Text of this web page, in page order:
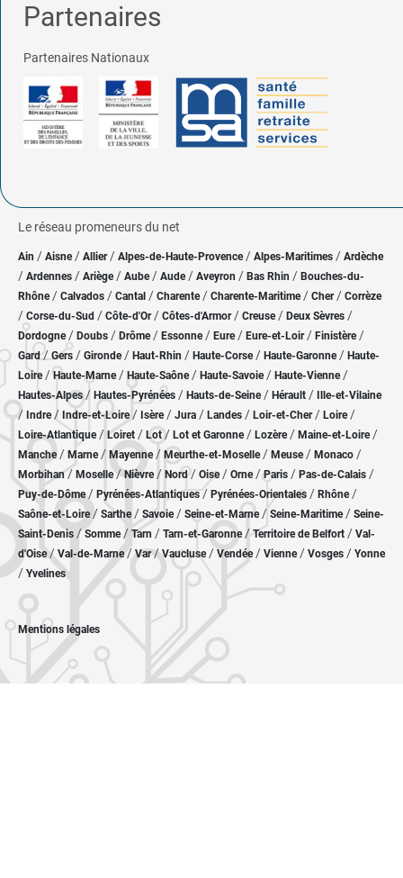
Partenaires
Partenaires Nationaux
Le réseau promeneurs du net
Ain / Aisne/ Allier/ Alpes-de-Haute-Provence / Alpes-Maritimes / Ardèche
/ Ardennes / Ariège/ Aube/ Aude / Aveyron / Bas Rhin / Bouches-du-
Rhône/ Calvados / Cantal / Charente / Charente-Maritime/ Cher / Corrèze
/ Corse-du-Sud / Côte-d'Or / Côtes-d'Armor/ Creuse/ Deux Sèvres /
Dordogne/ Doubs / Drôme/ Essonne / Eure/ Eure-et-Loir / Finistère/
Gard/Gers / Gironde/ Haut-Rhin / Haute-Corse/ Haute-Garonne/ Haute-
Loire/Haute-Marne/ Haute-Saône/ Haute-Savoie/ Haute-Vienne/
Hautes-Alpes/ Hautes-Pyrénées / Hauts-de-Seine/ Hérault / Ille-et-Vilaine
/ Indre/ Indre-et-Loire/ Isère/ Jura / Landes / Loir-et-Cher/ Loire/
Loire-Atlantique/ Loiret / Lot/ Lot et Garonne/ Lozère / Maine-et-Loire/
Manche/ Marne/ Mayenne/ Meurthe-et-Moselle/ Meuse/ Monaco /
Morbihan/ Moselle/ Nièvre / Nord/ Oise / Orne/Paris / Pas-de-Calais /
Puy-de-Dôme/ Pyrénées-Atlantiques / Pyrénées-Orientales / Rhône/
Saône-et-Loire/ Sarthe/ Savoie/ Seine-et-Marne/ Seine-Maritime/ Seine-
Saint-Denis /Somme/ Tarn / Tarn-et-Garonne/Territoire de Belfort / Val-
d'Oise/ Val-de-Marne/Var/Vaucluse/ Vendée/ Vienne/ Vosges / Yonne
/ Yvelines
Mentions légales